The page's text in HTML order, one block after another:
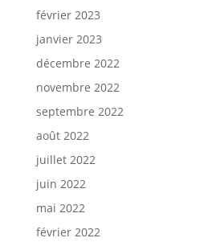
février 2023
janvier 2023
décembre 2022
novembre 2022
septembre 2022
août 2022
juillet 2022
juin 2022
mai 2022
février 2022